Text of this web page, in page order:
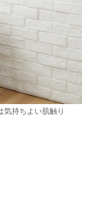
気持ちよい肌触り